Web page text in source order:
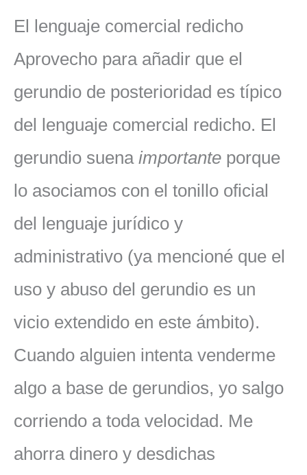
El lenguaje comercial redicho
Aprovecho para añadir que el
gerundio de posterioridad es típico
del lenguaje comercial redicho. El
gerundio suena importante porque
lo asociamos con el tonillo oficial
del lenguaje jurídico y
administrativo (ya mencioné que el
uso y abuso del gerundio es un
vicio extendido en este ámbito).
Cuando alguien intenta venderme
algo a base de gerundios, yo salgo
corriendo a toda velocidad. Me
ahorra dinero y desdichas